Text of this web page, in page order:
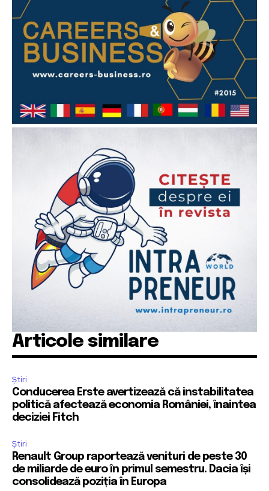
Articole similare
Știri
Conducerea Erste avertizează că instabilitatea
politică afectează economia României, înaintea
deciziei Fitch
Știri
Renault Group raportează venituri de peste 30
de miliarde de euro în primul semestru. Dacia își
consolidează poziția în Europa